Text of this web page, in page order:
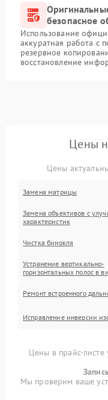
безопасное
Использование
аккуратная работа с
резервное
восстановление
Цены
Цены
Замена матрицы
Замена объективов с
характеристик
Чистка бинокля
Устранение вертикально-
горизонтальных полос в
Ремонт встроенного
Исправление инверсии
Цены в прайс-листе
Мы проверим ваше